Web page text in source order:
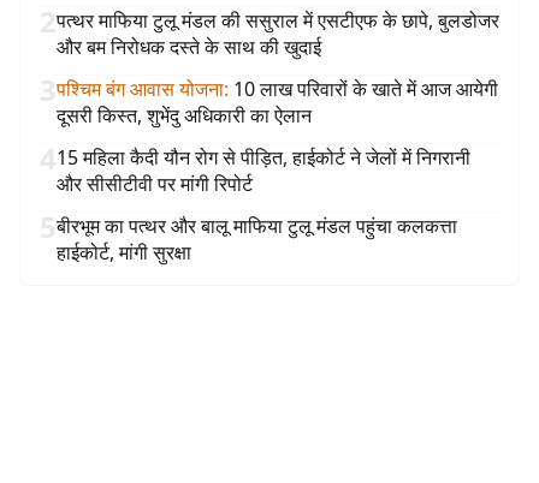
2पत्थर माफिया टुलू मंडल की ससुराल में एसटीएफ के छापे, बुलडोजर
और बम निरोधक दस्ते के साथ की खुदाई
3पश्चिम बंग आवास योजना: 10 लाख परिवारों के खाते में आज आयेगी
दूसरी किस्त, शुभेंदु अधिकारी का ऐलान
415 महिला कैदी यौन रोग से पीड़ित, हाईकोर्ट ने जेलों में निगरानी
और सीसीटीवी पर मांगी रिपोर्ट
5बीरभूम का पत्थर और बालू माफिया टुलू मंडल पहुंचा कलकत्ता
हाईकोर्ट, मांगी सुरक्षा